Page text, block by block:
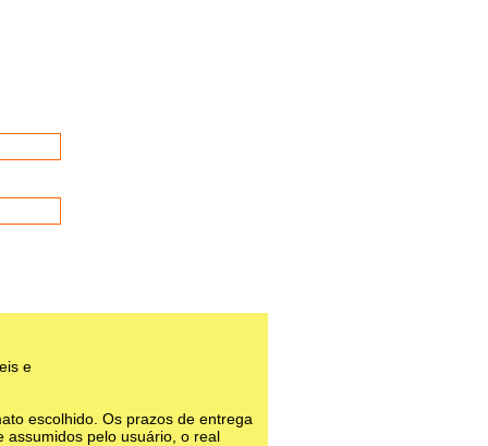
e
escolhido. Os prazos de entrega
assumidos pelo usuário, o real